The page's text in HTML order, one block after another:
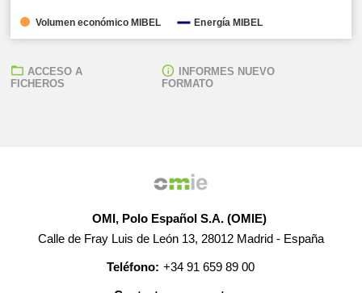
Volumen económico MIBEL Energía MIBEL
ACCESO A
FICHEROS
INFORMES NUEVO
FORMATO
OMI, Polo Español S.A. (OMIE)
Calle de Fray Luis de León 13, 28012 Madrid - España
Teléfono: +34 91 659 89 00